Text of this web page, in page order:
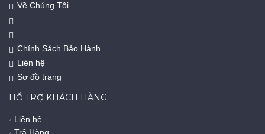
Về Chúng Tôi
Chính Sách Bảo Hành
Liên hệ
Sơ đồ trang
HỔ TRỢ KHÁCH HÀNG
Liên hệ
Trả Hàng